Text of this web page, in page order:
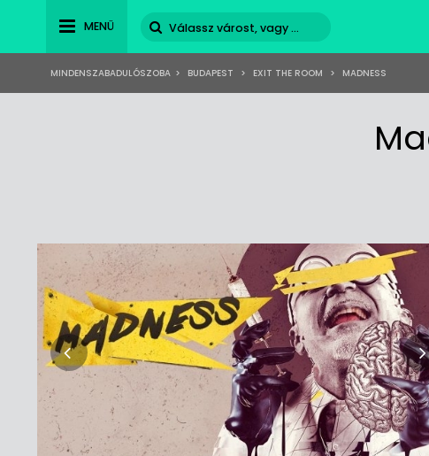
MENÜ
MINDENSZABADULÓSZOBA > BUDAPEST > EXIT THE ROOM > MADNESS